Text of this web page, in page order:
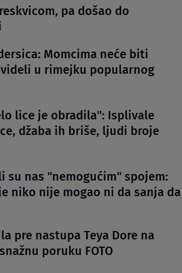
pa došao do
Momcima neće biti
u rimejku popularnog
lice je obradila": Isplivale
džaba ih briše, ljudi broje
su nas "nemogućim" spojem:
niko nije mogao ni da sanja da
pre nastupa Teya Dore na
poruku FOTO